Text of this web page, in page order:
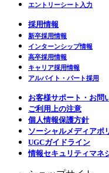
エントリーシート入力
採用情報
新卒採用情報
インターンシップ情報
高卒採用情報
キャリア採用情報
アルバイト・パート採用
お客様サポート・お問
ご利用上の注意
個人情報保護方針
ソーシャルメディアポ
UGCガイドライン
情報セキュリティマネ